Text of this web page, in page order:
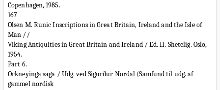
Copenhagen, 1985.
167
Olsen M. Runic Inscriptions in Great Britain, Ireland and the Isle of
Man //
Viking Antiquities in Great Britain and Ireland / Ed. H. Shetelig. Oslo,
1954.
Part 6.
Orkneyinga saga / Udg. ved Sigurður Nordal (Samfund til udg. af
gammel nordisk